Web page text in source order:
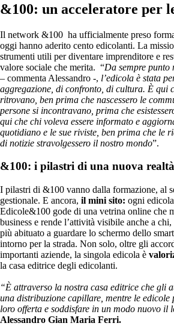
&100: un acceleratore per
Il network &100 ha ufficialmente preso
oggi hanno aderito cento edicolanti. La
strumenti utili per diventare imprenditore e
valore sociale che merita. “Da sempre
– commenta Alessandro -, l’edicola è stata
aggregazione, di confronto, di cultura. È qui
ritrovano, ben prima che nascessero le
persone si incontravano, prima che
qui che chi voleva essere informato e
quotidiano e le sue riviste, ben prima che le
di notizie stravolgessero il nostro mondo”.
&100: i pilastri di una nuova realtà
I pilastri di &100 vanno dalla formazione, al
gestionale. E ancora, il mini sito: ogni
Edicole&100 gode di una vetrina online che
business e rende l’attività visibile anche a
più abituato a guardare lo schermo dello
intorno per la strada. Non solo, oltre gli
importanti aziende, la singola edicola è
la casa editrice degli edicolanti.
“È attraverso la nostra casa editrice che gli
una distribuzione capillare, mentre le edicole
loro offerta e soddisfare in un modo nuovo il
Alessandro Gian Maria Ferri.